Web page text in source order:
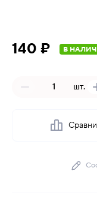
140 ₽ В
шт.